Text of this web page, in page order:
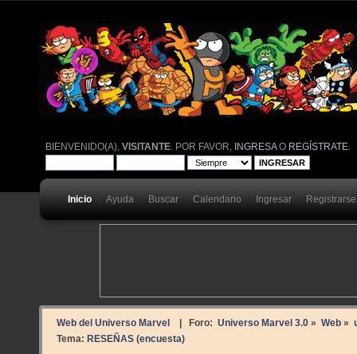
BIENVENIDO(A),VISITANTE . POR FAVOR, INGRESAO REGÍSTRATE
Inicio Ayuda Buscar Calendario Ingresar Registrarse
Web del Universo Marvel | Foro: Universo Marvel 3.0» Web»
Tema: RESEÑAS (encuesta)